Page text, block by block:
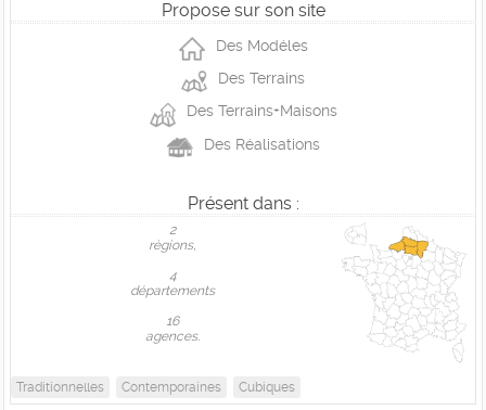
Propose sur son site
Des Modéles
Des Terrains
Des Terrains+Maisons
Des Réalisations
Présent dans :
2
règions,
4
départements
16
agences.
Traditionnelles Contemporaines Cubiques